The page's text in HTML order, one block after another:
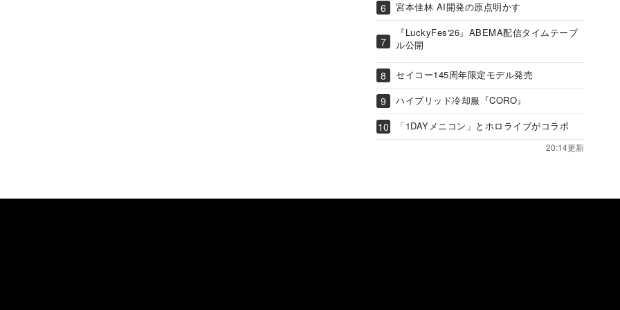
宮本佳林 AI開発の原点明かす
『LuckyFes'26』ABEMA配信タイムテーブ
ル公開
セイコー145周年限定モデル発売
ハイブリッド冷却服『CORO』
「1DAYメニコン」とホロライブがコラボ
20:14更新